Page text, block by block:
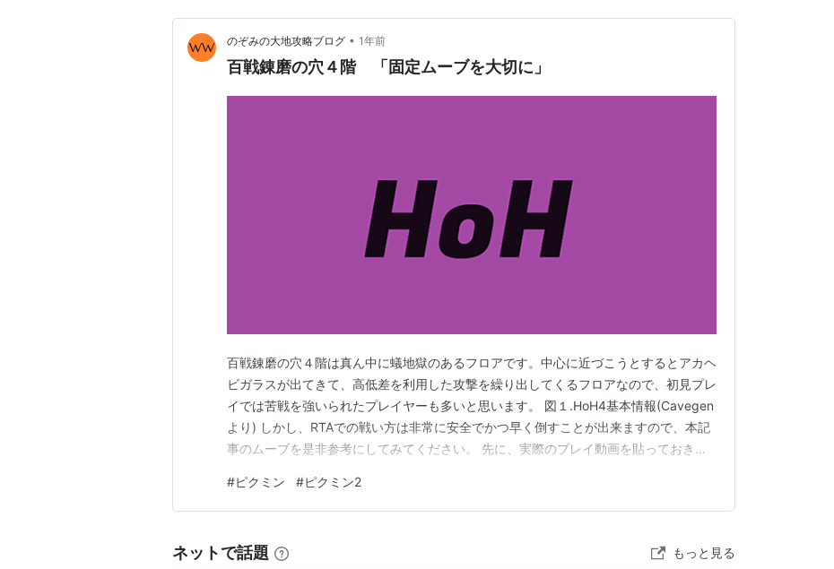
と、毒に耐性があり体内に毒を持つ白ピクミンが登場する。
時間の流れのない地下洞窟やスプレーなどといった新要素が加わり、アクション性やパ
CMソングには、童謡「こがね虫」の替え歌で、ストロベリー・フラワーが歌う「種の
ピクミン2
出版社/メーカー:任天堂
発売日: 2004/04/29
メディア:Video Game
クリック
: 58回
この商品を含むブログ (55件) を見る
のぞみの大地攻略ブログ • 1年前
百戦錬磨の穴４階 「固定ムーブを大切に」
百戦錬磨の穴４階は真ん中に蟻地獄のあるフロアです。中心に近づこうとするとアカヘ
ビガラスが出てきて、高低差を利用した攻撃を繰り出してくるフロアなので、初見プレ
イでは苦戦を強いられたプレイヤーも多いと思います。 図１.HoH4基本情報(Cavegen
より) しかし、RTAでの戦い方は非常に安全でかつ早く倒すことが出来ますので、本記
事のムーブを是非参考にしてみてください。 先に、実際のプレイ動画を貼っておきま
します。方法としては、拠点から蟻地獄の中にピクミンを１匹投げます(図２参照)。後
ですぐに投げるピクミンが紫…
#ピクミン #ピクミン2
ネットで話題 もっと見る